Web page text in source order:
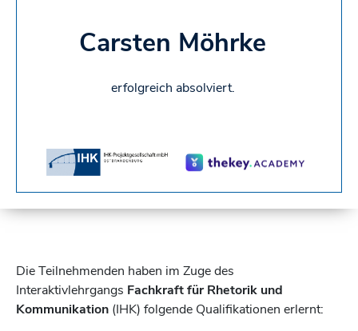
Carsten Möhrke
erfolgreich absolviert.
Die Teilnehmenden haben im Zuge des
Interaktivlehrgangs Fachkraft für Rhetorik und
Kommunikation (IHK) folgende Qualifikationen erlernt: